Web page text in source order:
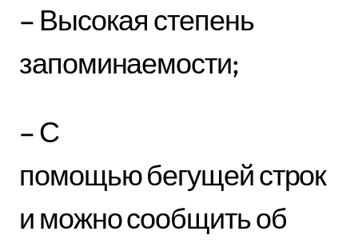
– Высокая степень
запоминаемости;
– С
помощью бегущей строк
и можно сообщить об